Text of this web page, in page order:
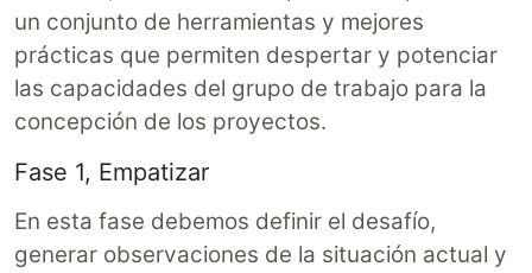
un conjunto de herramientas y mejores
prácticas que permiten despertar y potenciar
las capacidades del grupo de trabajo para la
concepción de los proyectos.
Fase 1, Empatizar
En esta fase debemos definir el desafío,
generar observaciones de la situación actual y